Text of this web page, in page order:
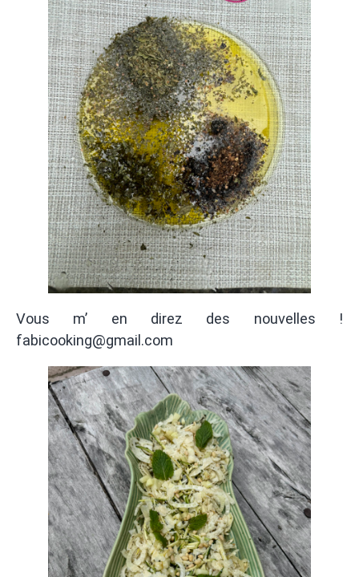
Vous m’ en direz des nouvelles !
fabicooking@gmail.com